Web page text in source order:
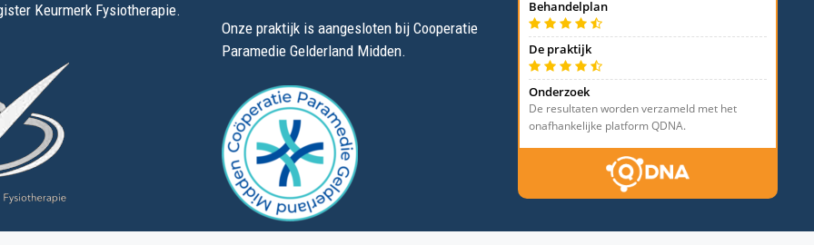
Keurmerk Fysiotherapie.
Onze praktijk is aangesloten bij Cooperatie
Paramedie Gelderland Midden.